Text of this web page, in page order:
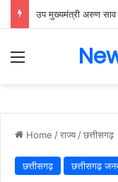
Menu
Home /राज्य /छत्तीसगढ़
छत्तीसगढ़ छत्तीसगढ़